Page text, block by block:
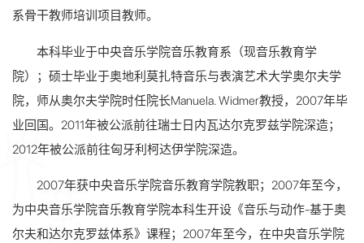
系骨干教师培训项目教师。
本科毕业于中央音乐学院音乐教育系（现音乐教育学
院）；硕士毕业于奥地利莫扎特音乐与表演艺术大学奥尔夫学
院，师从奥尔夫学院时任院长Manuela. Widmer教授，2007年毕
业回国。2011年被公派前往瑞士日内瓦达尔克罗兹学院深造；
2012年被公派前往匈牙利柯达伊学院深造。
2007年获中央音乐学院音乐教育学院教职；2007年至今，
为中央音乐学院音乐教育学院本科生开设《音乐与动作-基于奥
尔夫和达尔克罗兹体系》课程；2007年至今，在中央音乐学院